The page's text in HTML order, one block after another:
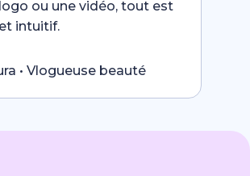
ou une vidéo, tout est
intuitif.
• Vlogueuse beauté